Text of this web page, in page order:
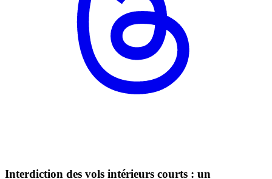
Interdiction des vols intérieurs courts : un